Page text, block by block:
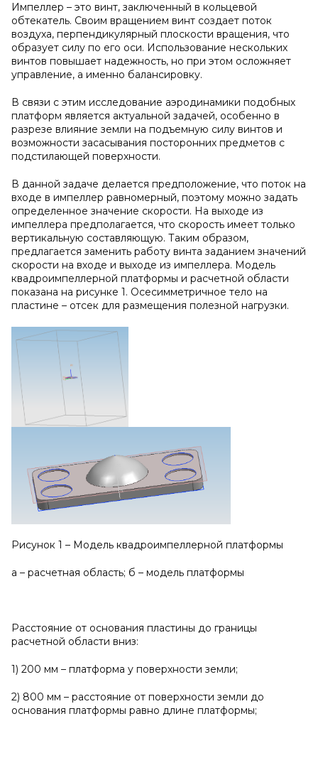
Импеллер – это винт, заключенный в кольцевой
обтекатель. Своим вращением винт создает поток
воздуха, перпендикулярный плоскости вращения, что
образует силу по его оси. Использование нескольких
винтов повышает надежность, но при этом осложняет
управление, а именно балансировку.
В связи с этим исследование аэродинамики подобных
платформ является актуальной задачей, особенно в
разрезе влияние земли на подъемную силу винтов и
возможности засасывания посторонних предметов с
подстилающей поверхности.
В данной задаче делается предположение, что поток на
входе в импеллер равномерный, поэтому можно задать
определенное значение скорости. На выходе из
импеллера предполагается, что скорость имеет только
вертикальную составляющую. Таким образом,
предлагается заменить работу винта заданием значений
скорости на входе и выходе из импеллера. Модель
квадроимпеллерной платформы и расчетной области
показана на рисунке 1. Осесимметричное тело на
пластине – отсек для размещения полезной нагрузки.
Рисунок 1 – Модель квадроимпеллерной платформы
а – расчетная область; б – модель платформы
Расстояние от основания пластины до границы
расчетной области вниз:
1) 200 мм – платформа у поверхности земли;
2) 800 мм – расстояние от поверхности земли до
основания платформы равно длине платформы;